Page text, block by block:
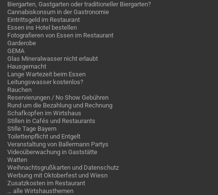
Biergarten, Gastgarten oder traditioneller Biergarten?
Cannabiskonsum in der Gastronomie
Eintrittsgeld im Restaurant
Essen ins Hotel bestellen
Fotografieren von Essen im Restaurant
Garderobe
GEMA
Glas Mineralwasser nicht erlaubt
Hausgemacht
Lange Wartezeit beim Essen
Leitungswasser kostenlos?
Rauchen
Reservierungen / No Show Gebühren
Rund um die Bezahlung und Rechnung
Schafkopfen im Wirtshaus
Stillen in Cafés und Restaurants
Stille Tage Bayern
Toilettenpflicht und Entgelt
Veranstaltung von Ballermann Partys
Videoüberwachung in Gaststätte
Watten
Weihnachtsgrußkarten und Datenschutz
Werbung mit Oktoberfest und Wiesn
Zusatzkosten im Restaurant
… alle Wirtshausthemen